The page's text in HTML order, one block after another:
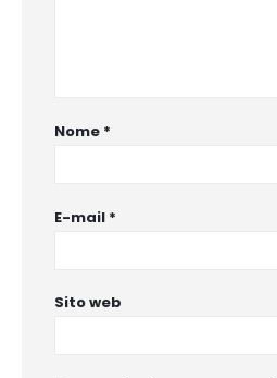
Nome *
E-mail *
Sito web